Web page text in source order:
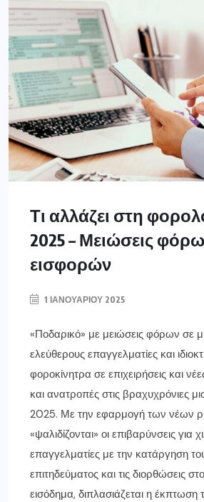
Τι αλλάζει στη
2025 – Μειώσεις
εισφορών
1 ΙΑΝΟΥΑΡΊΟΥ 2025
«Ποδαρικό» με μειώσεις φόρων σε
ελεύθερους επαγγελματίες και
φοροκίνητρα σε επιχειρήσεις και
και ανατροπές στις βραχυχρόνιες
2025. Με την εφαρμογή των νέων
«ψαλιδίζονται» οι επιβαρύνσεις για
επαγγελματίες με την κατάργηση
επιτηδεύματος και τις διορθώσεις
εισόδημα, διπλασιάζεται η